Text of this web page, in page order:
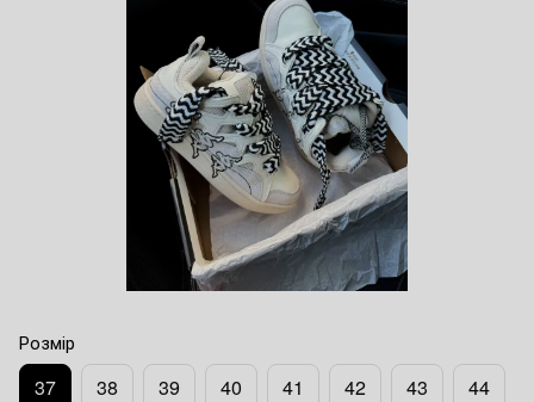
Розмір
37 38 39 40 41 42 43 44